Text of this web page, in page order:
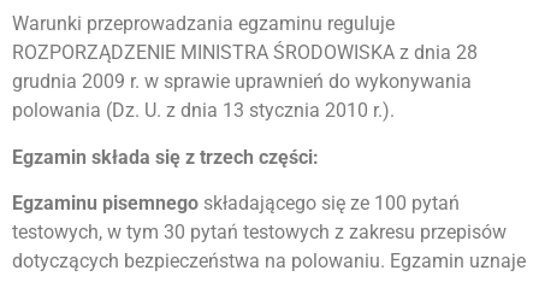
Warunki przeprowadzania egzaminu reguluje
ROZPORZĄDZENIE MINISTRA ŚRODOWISKA z dnia 28
grudnia 2009 r. w sprawie uprawnień do wykonywania
polowania (Dz. U. z dnia 13 stycznia 2010 r.).
Egzamin składa się z trzech części:
Egzaminu pisemnego składającego się ze 100 pytań
testowych, w tym 30 pytań testowych z zakresu przepisów
dotyczących bezpieczeństwa na polowaniu. Egzamin uznaje